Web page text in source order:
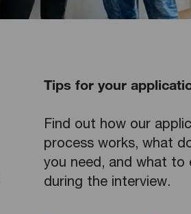
Tips for your
Find out how our
process works, what
you need, and what to
during the interview.